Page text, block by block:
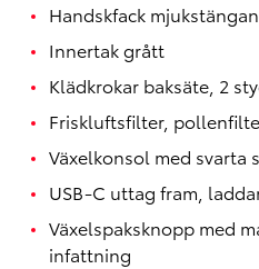
Handskfack
Innertak grått
Klädkrokar baksäte, 2
Friskluftsfilter,
Växelkonsol med svarta
USB-C uttag fram,
Växelspaksknopp med
infattning